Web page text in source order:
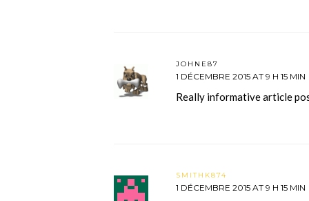
JOHNE87
1 DÉCEMBRE 2015 AT 9 H 15 MIN
Really informative article
SMITHK874
1 DÉCEMBRE 2015 AT 9 H 15 MIN